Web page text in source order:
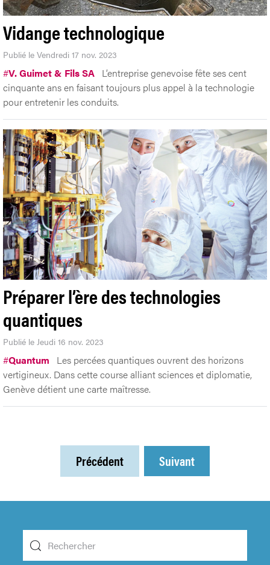
Vidange technologique
Publié le Vendredi 17 nov. 2023
#V. Guimet & Fils SA L’entreprise genevoise fête ses cent
cinquante ans en faisant toujours plus appel à la technologie
pour entretenir les conduits.
Préparer l’ère des technologies
quantiques
Publié le Jeudi 16 nov. 2023
#Quantum
Les percées quantiques ouvrent des horizons
vertigineux. Dans cette course alliant sciences et diplomatie,
Genève détient une carte maîtresse.
Précédent Suivant